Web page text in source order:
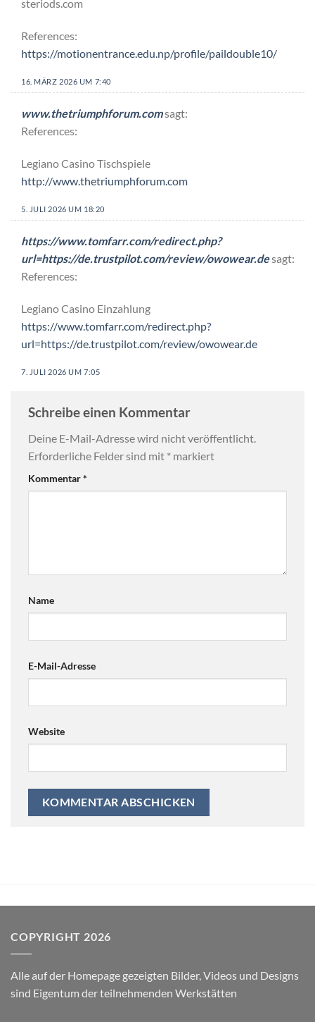
steriods.com
References:
https://motionentrance.edu.np/profile/paildouble10/
16. MÄRZ 2026 UM 7:40
www.thetriumphforum.comsagt:
References:
Legiano Casino Tischspiele
http://www.thetriumphforum.com
5. JULI 2026 UM 18:20
https://www.tomfarr.com/redirect.php?
url=https://de.trustpilot.com/review/owowear.desagt:
References:
Legiano Casino Einzahlung
https://www.tomfarr.com/redirect.php?
url=https://de.trustpilot.com/review/owowear.de
7. JULI 2026 UM 7:05
Schreibe einen Kommentar
Deine E-Mail-Adresse wird nicht veröffentlicht.
Erforderliche Felder sind mit * markiert
Kommentar*
Name
E-Mail-Adresse
Website
COPYRIGHT 2026
Alle auf der Homepage gezeigten Bilder, Videos und Designs
sind Eigentum der teilnehmenden Werkstätten